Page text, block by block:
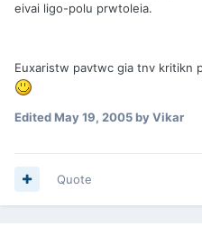
eivai ligo-polu prwtoleia.
Euxaristw pavtwc gia tnv kritikn
EditedMay 19, 2005by Vikar
Quote